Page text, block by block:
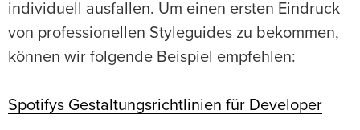
individuell ausfallen. Um einen ersten Eindruck
von professionellen Styleguides zu bekommen,
können wir folgende Beispiel empfehlen:
Spotifys Gestaltungsrichtlinien für Developer